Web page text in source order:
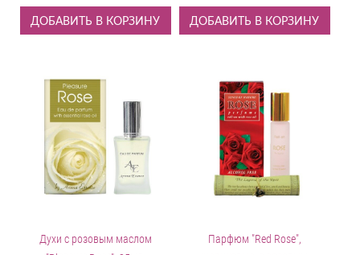
ДОБАВИТЬ В КОРЗИНУ ДОБАВИТЬ В КОРЗИНУ
Духи с розовым маслом
Парфюм "Red Rose",